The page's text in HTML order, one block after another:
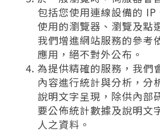
包括您使用連線設備的 IP
使用的瀏覽器、瀏覽及點
我們增進網站服務的參考
應用，絕不對外公布。
為提供精確的服務，我們
內容進行統計與分析，分
說明文字呈現，除供內部
要公佈統計數據及說明文
人之資料。